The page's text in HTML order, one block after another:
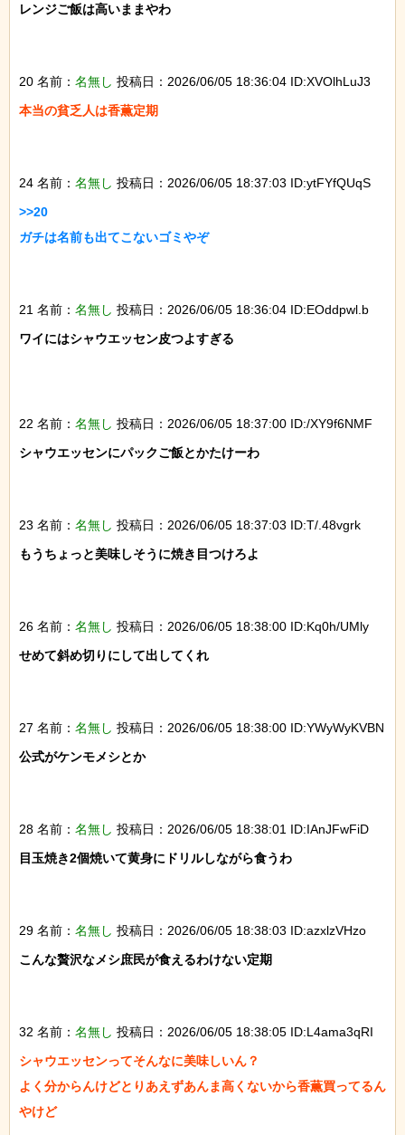
レンジご飯は高いままやわ
20 名前： 名無し 投稿日：2026/06/05 18:36:04 ID:XVOlhLuJ3
本当の貧乏人は香薫定期
24 名前： 名無し 投稿日：2026/06/05 18:37:03 ID:ytFYfQUqS
>>20
ガチは名前も出てこないゴミやぞ
21 名前： 名無し 投稿日：2026/06/05 18:36:04 ID:EOddpwl.b
ワイにはシャウエッセン皮つよすぎる
22 名前： 名無し 投稿日：2026/06/05 18:37:00 ID:/XY9f6NMF
シャウエッセンにパックご飯とかたけーわ
23 名前： 名無し 投稿日：2026/06/05 18:37:03 ID:T/.48vgrk
もうちょっと美味しそうに焼き目つけろよ
26 名前： 名無し 投稿日：2026/06/05 18:38:00 ID:Kq0h/UMly
せめて斜め切りにして出してくれ
27 名前： 名無し 投稿日：2026/06/05 18:38:00 ID:YWyWyKVBN
公式がケンモメシとか
28 名前： 名無し 投稿日：2026/06/05 18:38:01 ID:IAnJFwFiD
目玉焼き2個焼いて黄身にドリルしながら食うわ
29 名前： 名無し 投稿日：2026/06/05 18:38:03 ID:azxlzVHzo
こんな贅沢なメシ庶民が食えるわけない定期
32 名前： 名無し 投稿日：2026/06/05 18:38:05 ID:L4ama3qRI
シャウエッセンってそんなに美味しいん？
よく分からんけどとりあえずあんま高くないから香薫買ってるん
やけど